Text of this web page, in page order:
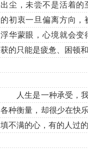
出尘，未尝不是活着的
的初衷一旦偏离方向，
浮华蒙眼，心境就会变
获的只能是疲惫、困顿和
人生是一种承受，我
各种衡量，却很少在快
填不满的心，有的人过